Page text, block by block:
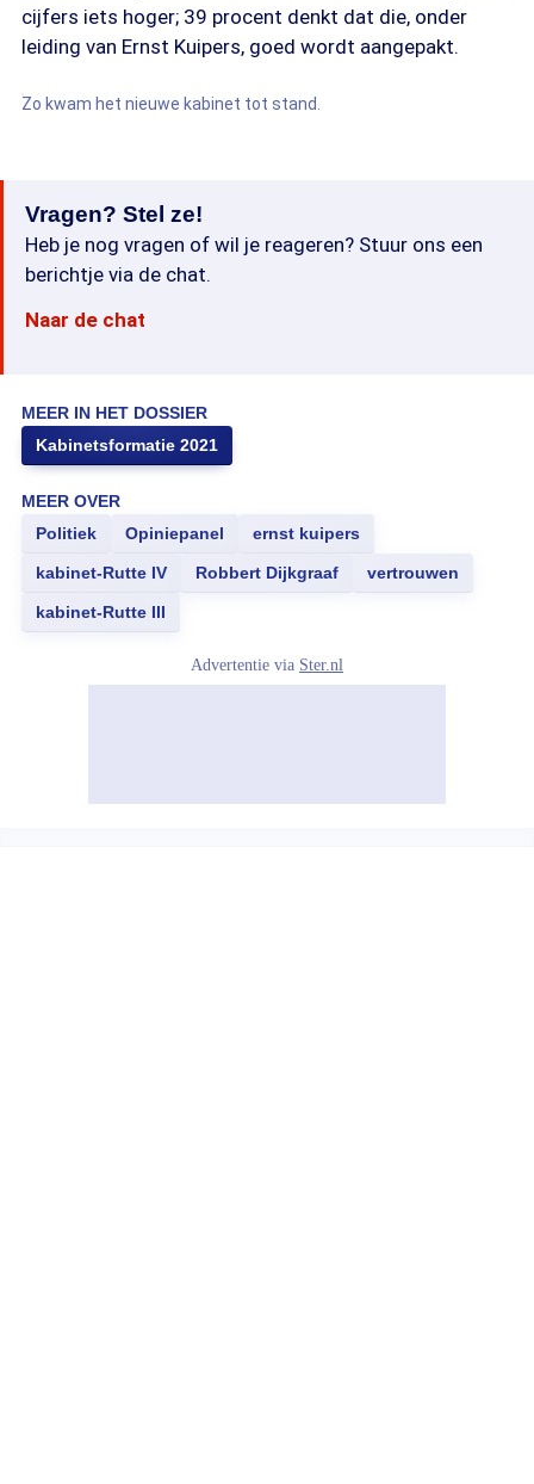
cijfers iets hoger; 39 procent denkt dat die, onder
leiding van Ernst Kuipers, goed wordt aangepakt.
Zo kwam het nieuwe kabinet tot stand.
Vragen? Stel ze!
Heb je nog vragen of wil je reageren? Stuur ons een
berichtje via de chat.
Naar de chat
MEER IN HET DOSSIER
Kabinetsformatie 2021
MEER OVER
Politiek
Opiniepanel ernst kuipers
kabinet-Rutte IV Robbert Dijkgraaf vertrouwen
kabinet-Rutte III
Advertentie via Ster.nl